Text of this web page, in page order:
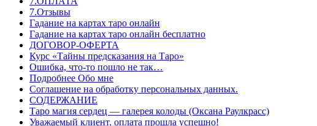
7.Отзывы
Гадание на картах таро онлайн
Гадание на картах таро онлайн бесплатно
ДОГОВОР-ОФЕРТА
Курс «Тайны предсказания на Таро»
Ошибка, что-то пошло не так…
Подробнее Обо мне
Соглашение на обработку персональных данных.
СОДЕРЖАНИЕ
Таро магия сердец — галерея колоды (Оксана Раулкрасс)
Уважаемый клиент, оплата прошла успешно!